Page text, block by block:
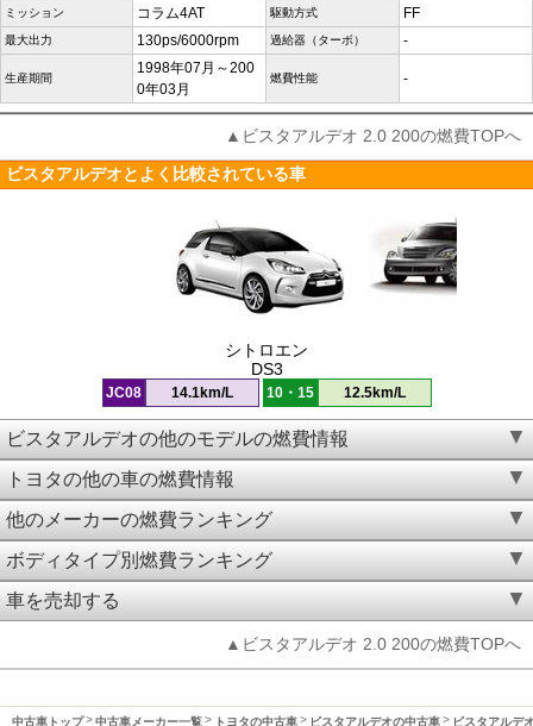
ミッション コラム4AT 駆動方式 FF
最大出力 130ps/6000rpm 過給器（ターボ） -
生産期間
1998年07月～200
0年03月
燃費性能 -
▲ビスタアルデオ 2.0 200の燃費TOPへ
ビスタアルデオとよく比較されている車
シトロエン
DS3
JC08 14.1km/L 10・15 12.5km/L
ビスタアルデオの他のモデルの燃費情報
トヨタの他の車の燃費情報
他のメーカーの燃費ランキング
ボディタイプ別燃費ランキング
車を売却する
▲ビスタアルデオ 2.0 200の燃費TOPへ
中古車トップ 中古車メーカー一覧 トヨタの中古車 ビスタアルデオの中古車 ビスタアルデ